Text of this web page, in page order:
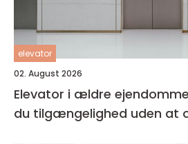
elevator
02. August 2026
Elevator i ældre
du tilgængelighed uden at